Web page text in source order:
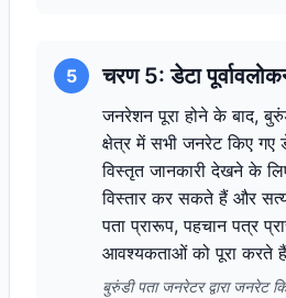
5 चरण 5: डेटा
जनरेशन पूरा होने के बाद,
क्षेत्र में सभी जनरेट किए गए
विस्तृत जानकारी देखने के
विस्तार कर सकते हैं और
पता प्रारूप, पहचान पत्र
आवश्यकताओं को पूरा करते हैं
बुरुंडी पता जनरेटर द्वारा जनरेट